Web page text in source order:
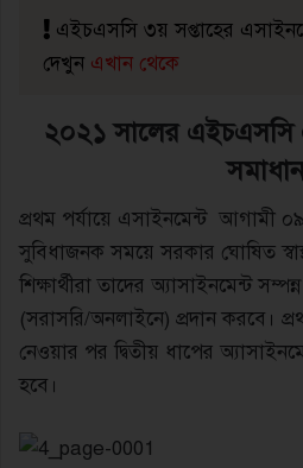
এইচএসসি ৩য় সপ্তাহের
দেখুন এখান থেকে
২০২১ সালের এইচএসসি
প্রথম পর্যায়ে এসাইনমেন্ট আগামী
সুবিধাজনক সময়ে সরকার ঘােষিত
শিক্ষার্থীরা তাদের অ্যাসাইনমেন্ট
(সরাসরি/অনলাইনে) প্রদান করবে।
নেওয়ার পর দ্বিতীয় ধাপের
হবে।